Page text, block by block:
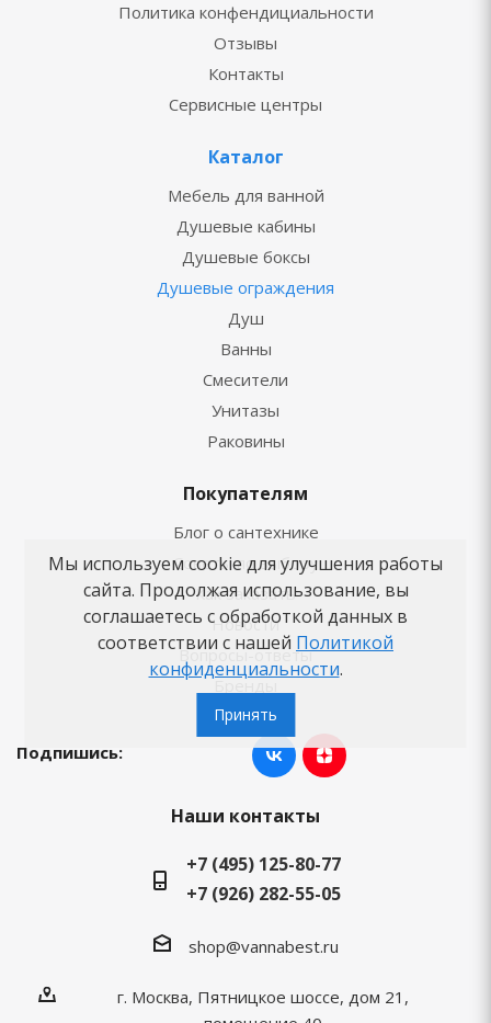
Политика конфендициальности
Отзывы
Контакты
Сервисные центры
Каталог
Мебель для ванной
Душевые кабины
Душевые боксы
Душевые ограждения
Душ
Ванны
Смесители
Унитазы
Раковины
Покупателям
Блог о сантехнике
Советы по выбору
Как заказать
Новости
Вопросы-ответы
Бренды
Подпишись:
Наши контакты
+7 (495) 125-80-77
+7 (926) 282-55-05
shop@vannabest.ru
г. Москва, Пятницкое шоссе, дом 21,
Мы используем cookie для улучшения работы
сайта. Продолжая использование, вы
соглашаетесь с обработкой данных в
соответствии с нашей Политикой
конфиденциальности.
Принять